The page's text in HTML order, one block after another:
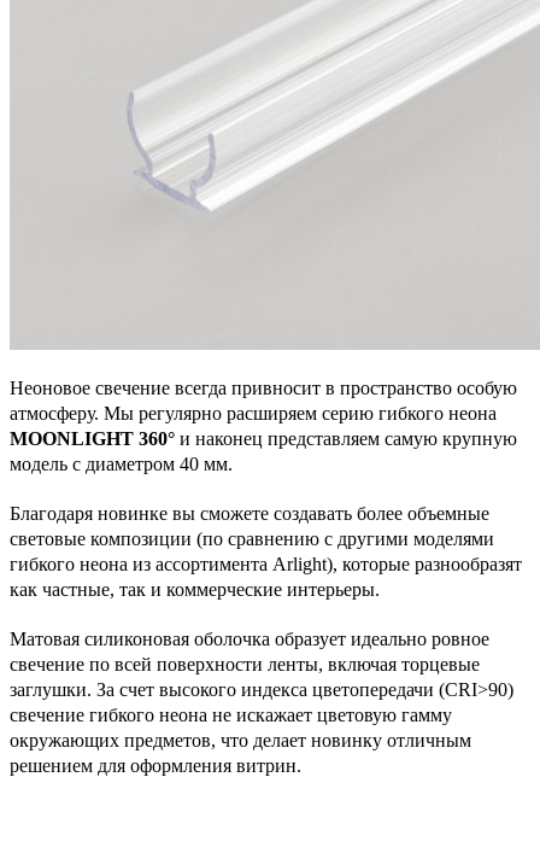
Неоновое свечение всегда привносит в пространство особую
атмосферу. Мы регулярно расширяем серию гибкого неона
MOONLIGHT 360° и наконец представляем самую крупную
модель с диаметром 40 мм.
Благодаря новинке вы сможете создавать более объемные
световые композиции (по сравнению с другими моделями
гибкого неона из ассортимента Arlight), которые разнообразят
как частные, так и коммерческие интерьеры.
Матовая силиконовая оболочка образует идеально ровное
свечение по всей поверхности ленты, включая торцевые
заглушки. За счет высокого индекса цветопередачи (CRI>90)
свечение гибкого неона не искажает цветовую гамму
окружающих предметов, что делает новинку отличным
решением для оформления витрин.